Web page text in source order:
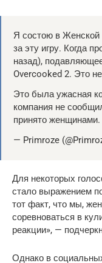
Я состою в Женской
за эту игру. Когда
назад),
Overcooked 2. Это
Это была ужасная
компания не
принято
— Primroze
Для некоторых
стало выражением
тот факт, что мы,
соревноваться в
реакции», —
Однако в